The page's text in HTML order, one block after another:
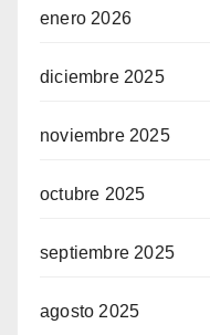
enero 2026
diciembre 2025
noviembre 2025
octubre 2025
septiembre 2025
agosto 2025